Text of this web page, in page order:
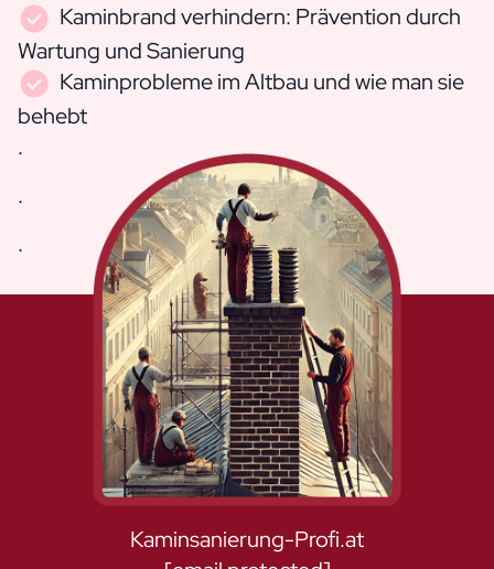
Kaminbrand verhindern: Prävention durch
Wartung und Sanierung
Kaminprobleme im Altbau und wie man sie
behebt
.
.
.
Kaminsanierung-Profi.at